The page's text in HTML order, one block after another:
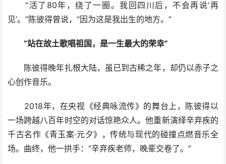
“活了80年，绕了一圈。我回四川后，不会再说‘再
见’。”陈彼得曾说，“因为这是我出生的地方。”
“站在故土歌唱祖国，是一生最大的荣幸”
陈彼得晚年扎根大陆，虽已到古稀之年，却仍以赤子之
心创作音乐。
2018年，在央视《经典咏流传》的舞台上，陈彼得以
一场跨越八百年时空的对话惊艳众人。他重新演绎辛弃疾的
千古名作《青玉案·元夕》，传统与现代的碰撞点燃音乐全
场。曲终，他一拱手：“辛弃疾老师，晚辈交卷了。”